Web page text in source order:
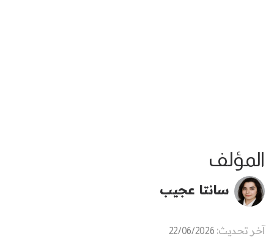
المؤلف
سانتا عجيب
آخر تحديث: 22/06/2026